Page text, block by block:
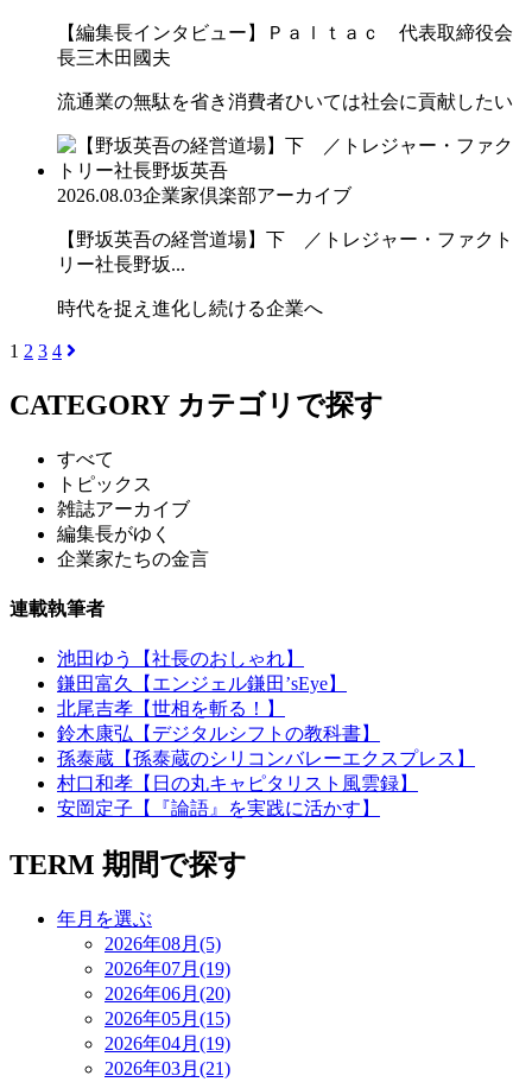
【編集長インタビュー】Ｐａｌｔａｃ 代表取締役会
長三木田國夫
流通業の無駄を省き消費者ひいては社会に貢献したい
2026.08.03企業家倶楽部アーカイブ
【野坂英吾の経営道場】下 ／トレジャー・ファクト
リー社長野坂...
時代を捉え進化し続ける企業へ
1 2 3 4
CATEGORY カテゴリで探す
すべて
トピックス
雑誌アーカイブ
編集長がゆく
企業家たちの金言
連載執筆者
池田ゆう【社長のおしゃれ】
鎌田富久【エンジェル鎌田’sEye】
北尾吉孝【世相を斬る！】
鈴木康弘【デジタルシフトの教科書】
孫泰蔵【孫泰蔵のシリコンバレーエクスプレス】
村口和孝【日の丸キャピタリスト風雲録】
安岡定子【『論語』を実践に活かす】
TERM 期間で探す
年月を選ぶ
2026年08月(5)
2026年07月(19)
2026年06月(20)
2026年05月(15)
2026年04月(19)
2026年03月(21)